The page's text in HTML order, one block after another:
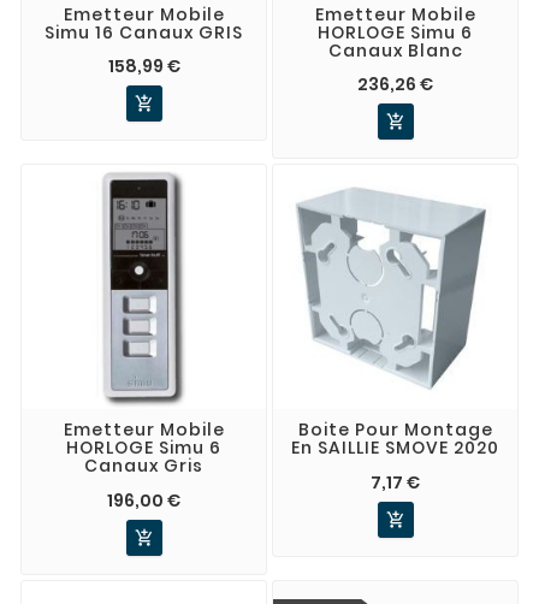
Emetteur Mobile
Simu 16 Canaux GRIS
158,99 €

Emetteur Mobile
HORLOGE Simu 6
Canaux Blanc
236,26 €

Emetteur Mobile
HORLOGE Simu 6
Canaux Gris
196,00 €

Boite Pour Montage
En SAILLIE SMOVE 2020
7,17 €
